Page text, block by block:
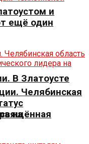
В Златоусте
и
ещё один
Челябинская
на